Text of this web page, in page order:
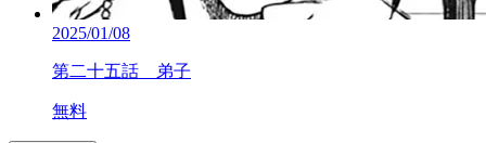
2025/01/08
第二十五話 弟子
無料